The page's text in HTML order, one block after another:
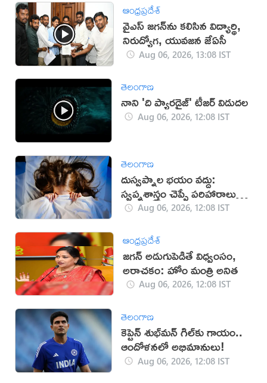
ఆంధ్రప్రదేశ్
వైఎస్‌ జగన్‌ను కలిసిన విద్యార్థి,
నిరుద్యోగ, యువజన జేఏసీ
Aug 06, 2026, 13:08 IST
తెలంగాణ
నాని 'ది ప్యారడైజ్' టీజర్ విడుదల
Aug 06, 2026, 12:08 IST
తెలంగాణ
దుస్వప్నాల భయం వద్దు:
స్వప్నశాస్త్రం చెప్పే పరిహారాలు
ఇవే!Aug 06, 2026, 12:08 IST
ఆంధ్రప్రదేశ్
జగన్ అడుగుపెడితే విధ్వంసం,
అరాచకం: హోం మంత్రి అనిత
Aug 06, 2026, 12:08 IST
తెలంగాణ
కెప్టెన్ శుభ్‌మన్ గిల్‌కు గాయం..
ఆందోళనలో అభిమానులు!
Aug 06, 2026, 12:08 IST